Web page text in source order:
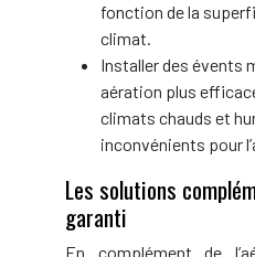
fonction de la
climat.
Installer des évents
aération plus
climats chauds et
inconvénients pour
Les solutions
garanti
En complément de